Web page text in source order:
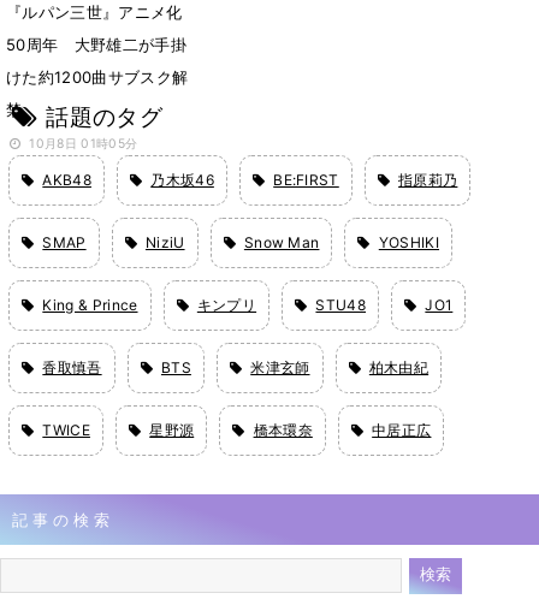
『ルパン三世』アニメ化
50周年 大野雄二が手掛
けた約1200曲サブスク解
禁
10月8日 01時05分
話題のタグ
AKB48 乃木坂46 BE:FIRST 指原莉乃
SMAP NiziU Snow Man YOSHIKI
King & Prince キンプリ STU48 JO1
香取慎吾 BTS 米津玄師 柏木由紀
TWICE 星野源 橋本環奈 中居正広
記事の検索